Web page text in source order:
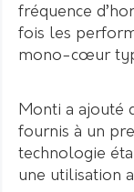
fréquence
fois les
mono-cœur
Monti a ajouté
fournis à un
technologie
une utilisation